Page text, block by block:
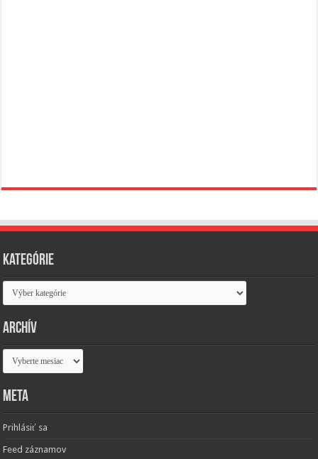
Kategórie
Kategórie
Archív
Archív
Meta
Prihlásiť sa
Feed záznamov